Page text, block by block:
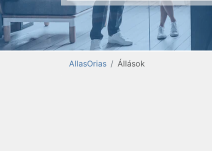
AllasOrias Állások